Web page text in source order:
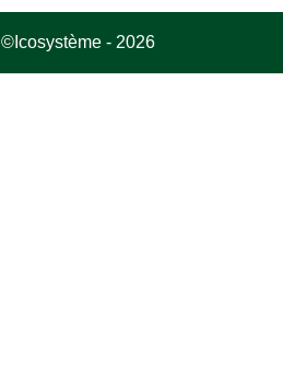
©Icosystème - 2026